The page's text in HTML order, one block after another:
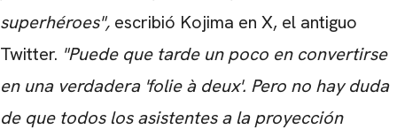
superhéroes", escribió Kojima en X, el antiguo
Twitter. "Puede que tarde un poco en convertirse
en una verdadera 'folie à deux'. Pero no hay duda
de que todos los asistentes a la proyección